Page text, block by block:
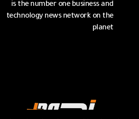
is the number one business and
technology news network on the
planet